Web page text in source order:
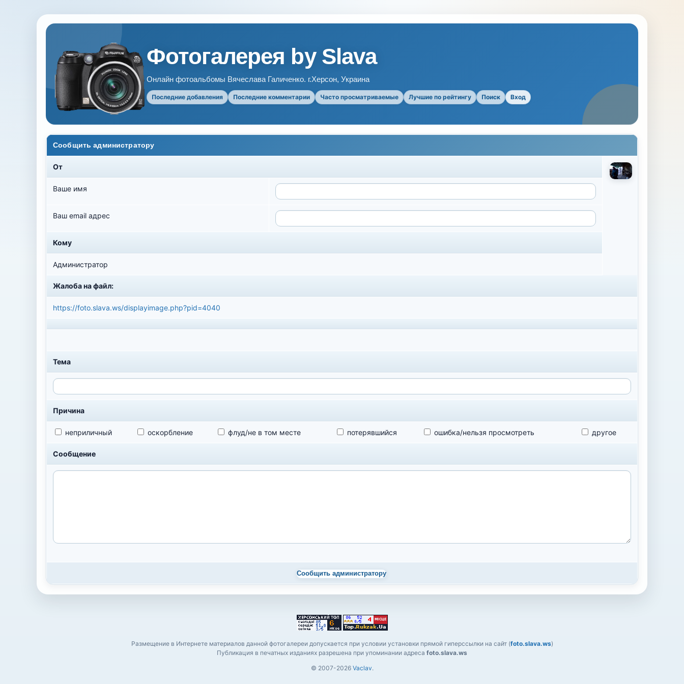
Фотогалерея by Slava
Онлайн фотоальбомы Вячеслава Галиченко. г.Херсон, Украина
Последние добавления Последние комментарии Часто просматриваемые Лучшие по рейтингу Поиск Вход
Сообщить администратору
От
Ваше имя
Ваш email адрес
Кому
Администратор
Жалоба на файл:
https://foto.slava.ws/displayimage.php?pid=4040
Тема
Причина
неприличный оскорбление флуд/не в том месте потерявшийся ошибка/нельзя просмотреть другое
Сообщение
Сообщить администратору
Размещение в Интернете материалов данной фотогалереи допускается при условии установки прямой гиперссылки на сайт (foto.slava.ws)
Публикация в печатных изданиях разрешена при упоминании адреса foto.slava.ws
© 2007-2026 Vaclav.